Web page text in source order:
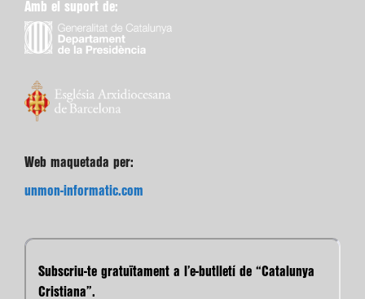
Amb el suport de:
Web maquetada per:
unmon-informatic.com
Subscriu-te gratuïtament a l’e-butlletí de “Catalunya
Cristiana”.